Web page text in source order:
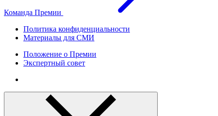
Команда Премии
Политика конфиденциальности
Материалы для СМИ
Положение о Премии
Экспертный совет